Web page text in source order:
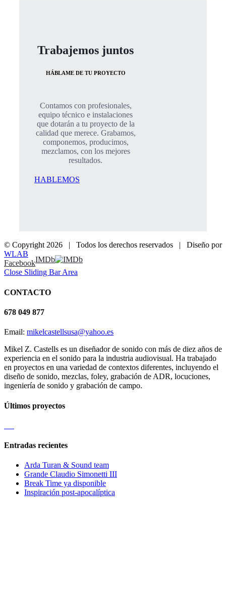
Trabajemos juntos
HÁBLAME DE TU PROYECTO
Contamos con profesionales,
equipo técnico e instalaciones
que dotarán a tu proyecto de la
calidad que merece. Grabamos,
componemos, producimos,
mezclamos, con los mejores
resultados.
HABLEMOS
© Copyright2026 | Todos los derechos reservados | Diseño por
WLAB
FacebookIMDb
Close Sliding Bar Area
CONTACTO
678 049 877
Email: mikelcastellsusa@yahoo.es
Mikel Z. Castells es un diseñador de sonido con más de diez años de
experiencia en el sonido para la industria audiovisual. Ha trabajado
en proyectos en una variedad de contextos diferentes, incluyendo el
diseño de sonido, mezclas, foley, grabación de ADR, locuciones,
ingeniería de sonido y grabación de campo.
Últimos proyectos
Entradas recientes
Arda Turan & Sound team
Grande Claudio Simonetti III
Break Time ya disponible
Inspiración post-apocalíptica